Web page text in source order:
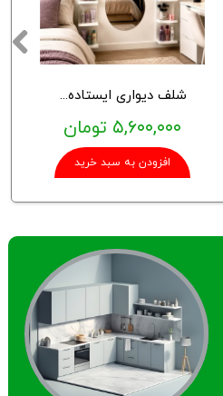
شلف دیواری ایستاده پینترستی TK204
۵,۶۰۰,۰۰۰ تومان
افزودن به سبد خرید